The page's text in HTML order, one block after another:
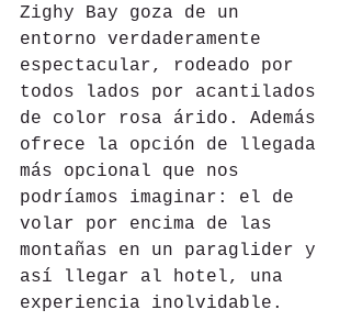
Zighy Bay goza de un
entorno verdaderamente
espectacular, rodeado por
todos lados por acantilados
de color rosa árido. Además
ofrece la opción de llegada
más opcional que nos
podríamos imaginar: el de
volar por encima de las
montañas en un paraglider y
así llegar al hotel, una
experiencia inolvidable.